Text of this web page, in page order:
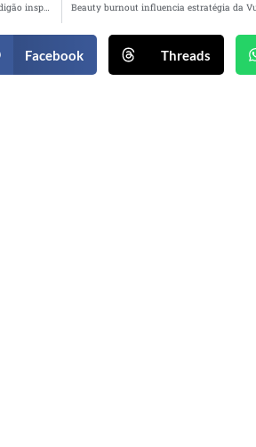
Ivete Sangalo embala campanha da Perdigão inspirada nas tradições do São João nordestino
Facebook Threads